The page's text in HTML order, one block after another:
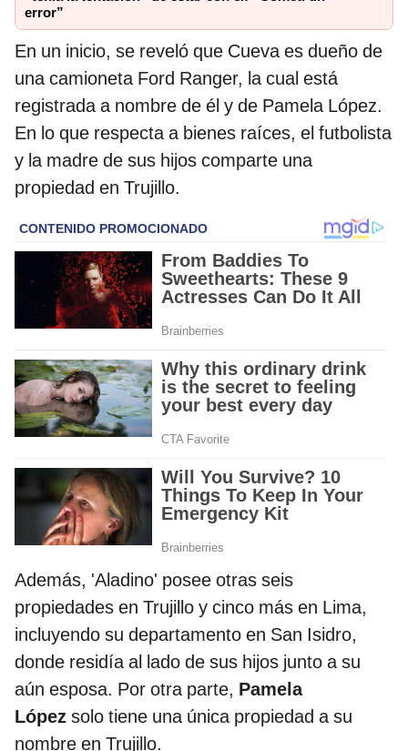
error”
En un inicio, se reveló que Cueva es dueño de
una camioneta Ford Ranger, la cual está
registrada a nombre de él y de Pamela López.
En lo que respecta a bienes raíces, el futbolista
y la madre de sus hijos comparte una
propiedad en Trujillo.
Además, 'Aladino' posee otras seis
propiedades en Trujillo y cinco más en Lima,
incluyendo su departamento en San Isidro,
donde residía al lado de sus hijos junto a su
aún esposa. Por otra parte, Pamela
López solo tiene una única propiedad a su
nombre en Trujillo.